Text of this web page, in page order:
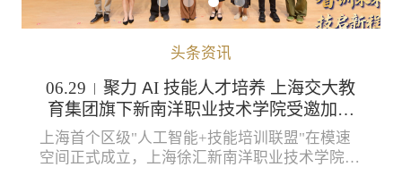
头条资讯
06.29 | 聚力 AI 技能人才培养 上海交大教
育集团旗下新南洋职业技术学院受邀加入
徐汇区“人工智能+技能培训联盟”
上海首个区级"人工智能+技能培训联盟"在模速
空间正式成立，上海徐汇新南洋职业技术学院有